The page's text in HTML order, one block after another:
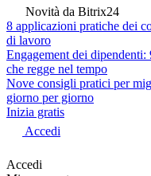
Novità da Bitrix24
8 applicazioni pratiche dei
di lavoro
Engagement dei
che regge nel tempo
Nove consigli pratici per
giorno per giorno
Inizia gratis
Accedi
Accedi